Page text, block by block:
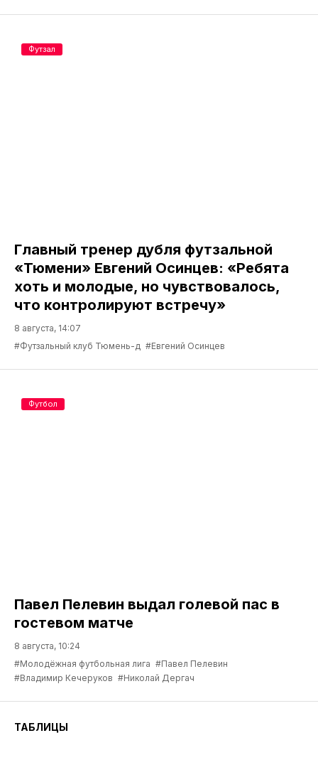
Главный тренер дубля футзальной
«Тюмени» Евгений Осинцев: «Ребята
хоть и молодые, но чувствовалось,
что контролируют встречу»
8 августа, 14:07
#Футзальный клуб Тюмень-д #Евгений Осинцев
Футзал
Павел Пелевин выдал голевой пас в
гостевом матче
8 августа, 10:24
#Молодёжная футбольная лига #Павел Пелевин
#Владимир Кечеруков #Николай Дергач
Футбол
ТАБЛИЦЫ